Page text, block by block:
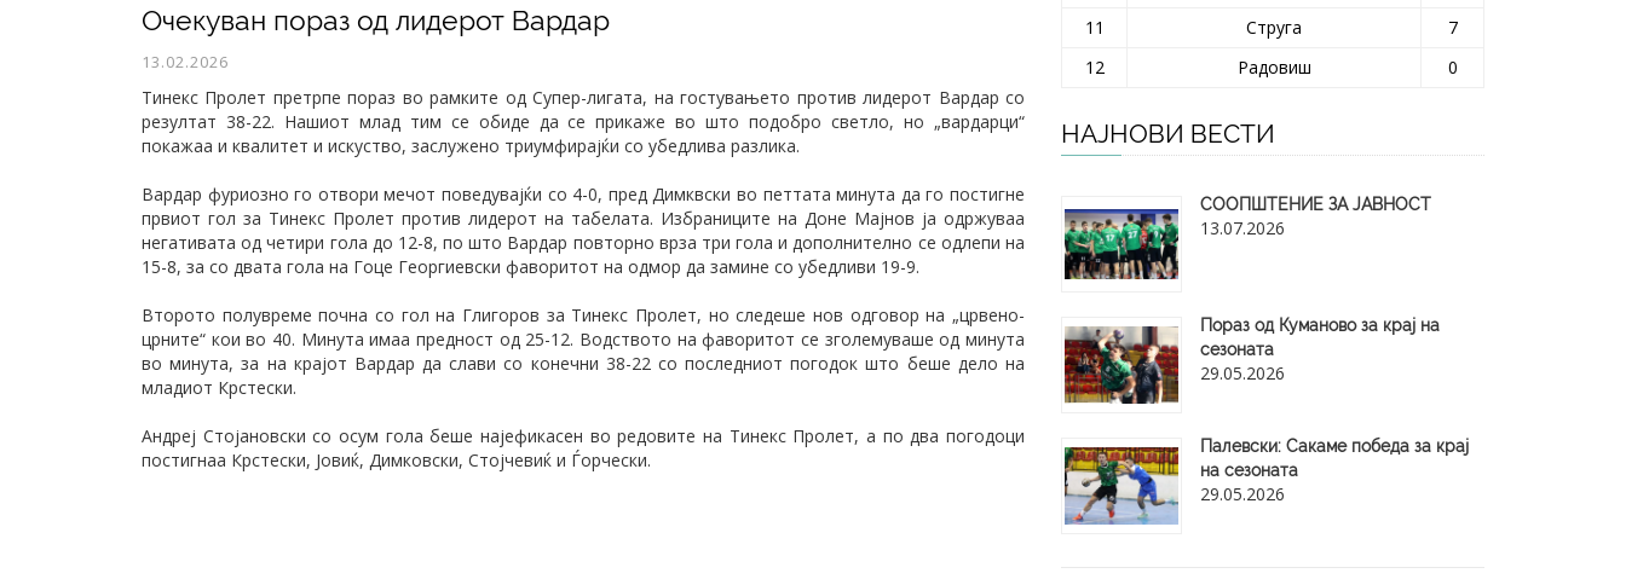
​Очекуван пораз од лидерот Вардар
13.02.2026
Тинекс Пролет претрпе пораз во рамките од Супер-лигата, на гостувањето против лидерот Вардар со
резултат 38-22. Нашиот млад тим се обиде да се прикаже во што подобро светло, но „вардарци“
покажаа и квалитет и искуство, заслужено триумфирајќи со убедлива разлика.
Вардар фуриозно го отвори мечот поведувајќи со 4-0, пред Димквски во петтата минута да го постигне
првиот гол за Тинекс Пролет против лидерот на табелата. Избраниците на Доне Мајнов ја одржуваа
негативата од четири гола до 12-8, по што Вардар повторно врза три гола и дополнително се одлепи на
15-8, за со двата гола на Гоце Георгиевски фаворитот на одмор да замине со убедливи 19-9.
Второто полувреме почна со гол на Глигоров за Тинекс Пролет, но следеше нов одговор на „црвено-
црните“ кои во 40. Минута имаа предност од 25-12. Водството на фаворитот се зголемуваше од минута
во минута, за на крајот Вардар да слави со конечни 38-22 со последниот погодок што беше дело на
младиот Крстески.
Андреј Стојановски со осум гола беше најефикасен во редовите на Тинекс Пролет, а по два погодоци
постигнаа Крстески, Јовиќ, Димковски, Стојчевиќ и Ѓорчески.
11
Струга
7
12
Радовиш 0
НАЈНОВИ ВЕСТИ
СООПШТЕНИЕ ЗА ЈАВНОСТ
13.07.2026
Пораз од Куманово за крај на
сезоната
29.05.2026
​Палевски: Сакаме победа за крај
на сезоната
29.05.2026